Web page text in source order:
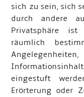
sich zu sein, sich
durch andere
Privatsphäre
räumlich
eingestuft
Erörterung oder